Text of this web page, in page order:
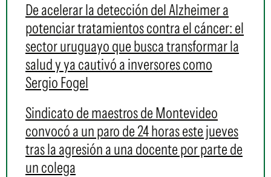
De acelerar la detección del Alzheimer a
potenciar tratamientos contra el cáncer: el
sector uruguayo que busca transformar la
salud y ya cautivó a inversores como
Sergio Fogel
Sindicato de maestros de Montevideo
convocó a un paro de 24 horas este jueves
tras la agresión a una docente por parte de
un colega